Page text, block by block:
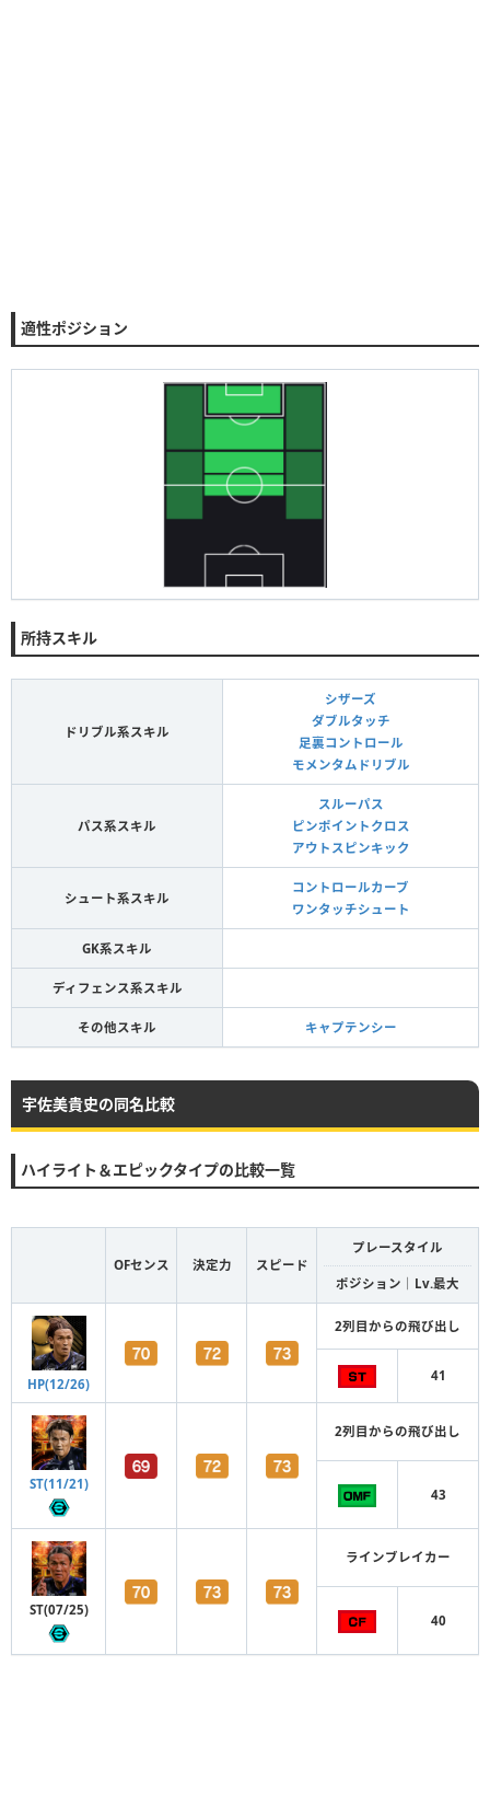
適性ポジション
所持スキル
ドリブル系スキル
シザーズ
ダブルタッチ
足裏コントロール
モメンタムドリブル
パス系スキル
スルーパス
ピンポイントクロス
アウトスピンキック
シュート系スキル
コントロールカーブ
ワンタッチシュート
GK系スキル
ディフェンス系スキル
その他スキル キャプテンシー
宇佐美貴史の同名比較
ハイライト＆エピックタイプの比較一覧
OFセンス 決定力 スピード
プレースタイル
ポジション｜Lv.最大
HP(12/26)
2列目からの飛び出し
41
ST(11/21)
2列目からの飛び出し
43
ST(07/25)
ラインブレイカー
40